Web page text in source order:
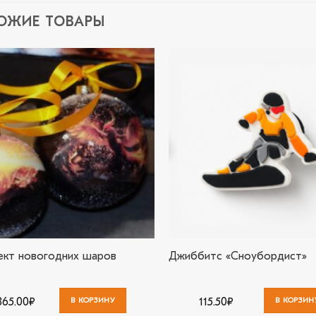
ТОВАРЫ
избранное
новогодних шаров
₽ В КОРЗИНУ
Джиббитс «Сноубордист»
115.50₽ В